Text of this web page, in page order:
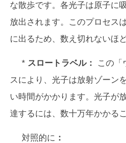
な散歩です。各光子は原子に
放出されます。このプロセス
に出るため、数え切れないほ
* スロートラベル：
この「
スにより、光子は放射ゾーン
い時間がかかります。光子が
達するには、数十万年かかる
対照的に ：